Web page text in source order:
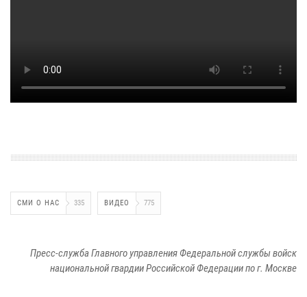
СМИ О НАС 335 ВИДЕО 775
Пресс-служба Главного управления Федеральной службы войск
национальной гвардии Российской Федерации по г. Москве